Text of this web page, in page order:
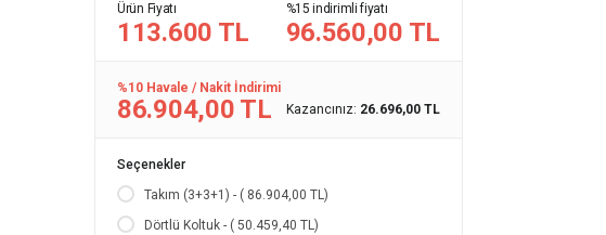
Ürün Fiyatı
113.600 TL
%15 indirimli fiyatı
96.560,00 TL
%10 Havale / Nakit İndirimi
86.904,00 TL Kazancınız: 26.696,00 TL
Seçenekler
Takım (3+3+1) - ( 86.904,00 TL)
Dörtlü Koltuk - ( 50.459,40 TL)